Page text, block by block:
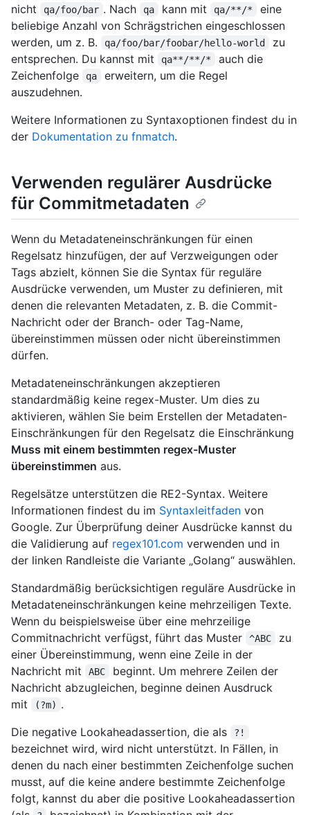
nicht
qa/foo/bar . Nach qa kann mit qa/**/*
eine
beliebige Anzahl von Schrägstrichen eingeschlossen
werden, um z. B.
qa/foo/bar/foobar/hello-world
zu
entsprechen. Du kannst mit
qa**/**/*
auch die
Zeichenfolge
qa
erweitern, um die Regel
auszudehnen.
Weitere Informationen zu Syntaxoptionen findest du in
der Dokumentation zu fnmatch.
Verwenden regulärer Ausdrücke
für Commitmetadaten
Wenn du Metadateneinschränkungen für einen
Regelsatz hinzufügen, der auf Verzweigungen oder
Tags abzielt, können Sie die Syntax für reguläre
Ausdrücke verwenden, um Muster zu definieren, mit
denen die relevanten Metadaten, z. B. die Commit-
Nachricht oder der Branch- oder Tag-Name,
übereinstimmen müssen oder nicht übereinstimmen
dürfen.
Metadateneinschränkungen akzeptieren
standardmäßig keine regex-Muster. Um dies zu
aktivieren, wählen Sie beim Erstellen der Metadaten-
Einschränkungen für den Regelsatz die Einschränkung
Muss mit einem bestimmten regex-Muster
übereinstimmen aus.
Regelsätze unterstützen die RE2-Syntax. Weitere
Informationen findest du im Syntaxleitfaden von
Google. Zur Überprüfung deiner Ausdrücke kannst du
die Validierung auf regex101.com verwenden und in
der linken Randleiste die Variante „Golang“ auswählen.
Standardmäßig berücksichtigen reguläre Ausdrücke in
Metadateneinschränkungen keine mehrzeiligen Texte.
Wenn du beispielsweise über eine mehrzeilige
Commitnachricht verfügst, führt das Muster
^ABC
zu
einer Übereinstimmung, wenn eine Zeile in der
Nachricht mit
ABC
beginnt. Um mehrere Zeilen der
Nachricht abzugleichen, beginne deinen Ausdruck
mit
(?m) .
Die negative Lookaheadassertion, die als
?!
bezeichnet wird, wird nicht unterstützt. In Fällen, in
denen du nach einer bestimmten Zeichenfolge suchen
musst, auf die keine andere bestimmte Zeichenfolge
folgt, kannst du aber die positive Lookaheadassertion